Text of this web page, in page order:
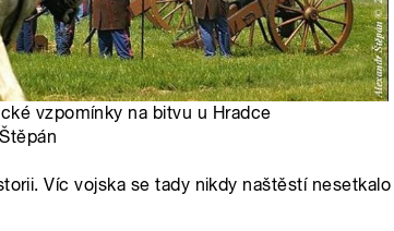
vzpomínky na bitvu u Hradce
Víc vojska se tady nikdy naštěstí nesetkalo